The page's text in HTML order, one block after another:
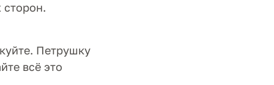
Петрушку
всё это